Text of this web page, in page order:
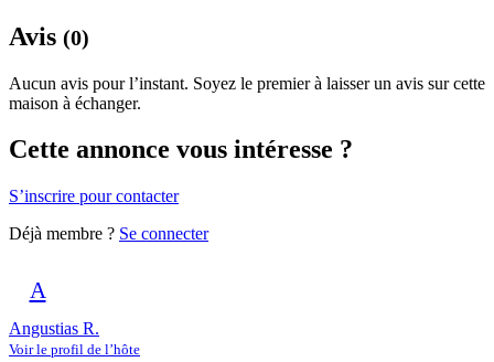
Avis (0)
Aucun avis pour l’instant. Soyez le premier à laisser un avis sur cette
maison à échanger.
Cette annonce vous intéresse ?
S’inscrire pour contacter
Déjà membre ? Se connecter
A
Angustias R.
Voir le profil de l’hôte